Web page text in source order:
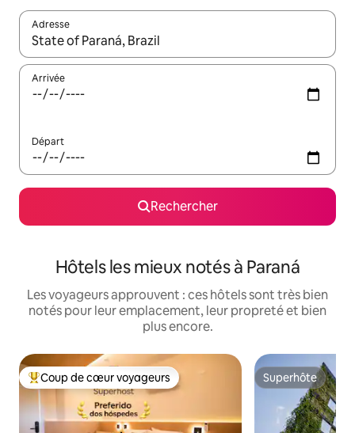
Adresse
Lorsque les résultats s'affichent, utilisez les flèches vers le
Arrivée
Départ
Rechercher
Hôtels les mieux notés à Paraná
Les voyageurs approuvent : ces hôtels sont très bien
notés pour leur emplacement, leur propreté et bien
plus encore.
Coups de cœur voyageurs les plus appréciés
Coup de cœur voyageurs Superhôte
Superhôte